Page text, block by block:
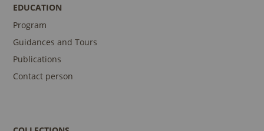
EDUCATION
Program
Guidances and Tours
Publications
Contact person